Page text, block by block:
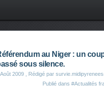
au Niger : un
sous silence.
2009 , Rédigé par
Publié dans #Actualités